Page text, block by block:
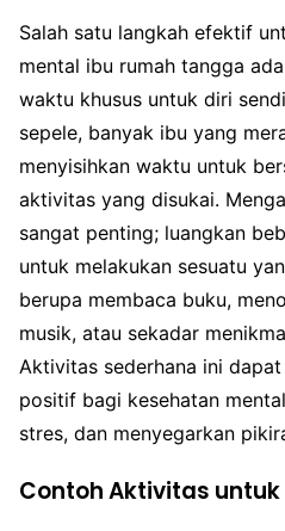
Salah satu langkah efektif
mental ibu rumah tangga
waktu khusus untuk diri
sepele, banyak ibu yang
menyisihkan waktu untuk
aktivitas yang disukai.
sangat penting; luangkan
untuk melakukan sesuatu
berupa membaca buku,
musik, atau sekadar
Aktivitas sederhana ini
positif bagi kesehatan
stres, dan menyegarkan
Contoh Aktivitas